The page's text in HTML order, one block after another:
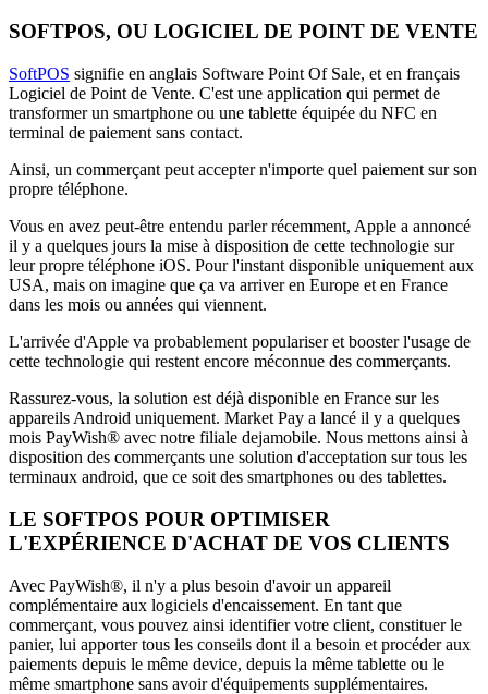
SOFTPOS, OU LOGICIEL DE POINT DE VENTE
SoftPOS signifie en anglais Software Point Of Sale, et en français
Logiciel de Point de Vente. C'est une application qui permet de
transformer un smartphone ou une tablette équipée du NFC en
terminal de paiement sans contact.
Ainsi, un commerçant peut accepter n'importe quel paiement sur son
propre téléphone.
Vous en avez peut-être entendu parler récemment, Apple a annoncé
il y a quelques jours la mise à disposition de cette technologie sur
leur propre téléphone iOS. Pour l'instant disponible uniquement aux
USA, mais on imagine que ça va arriver en Europe et en France
dans les mois ou années qui viennent.
L'arrivée d'Apple va probablement populariser et booster l'usage de
cette technologie qui restent encore méconnue des commerçants.
Rassurez-vous, la solution est déjà disponible en France sur les
appareils Android uniquement. Market Pay a lancé il y a quelques
mois PayWish® avec notre filiale dejamobile. Nous mettons ainsi à
disposition des commerçants une solution d'acceptation sur tous les
terminaux android, que ce soit des smartphones ou des tablettes.
LE SOFTPOS POUR OPTIMISER
L'EXPÉRIENCE D'ACHAT DE VOS CLIENTS
Avec PayWish®, il n'y a plus besoin d'avoir un appareil
complémentaire aux logiciels d'encaissement. En tant que
commerçant, vous pouvez ainsi identifier votre client, constituer le
panier, lui apporter tous les conseils dont il a besoin et procéder aux
paiements depuis le même device, depuis la même tablette ou le
même smartphone sans avoir d'équipements supplémentaires.